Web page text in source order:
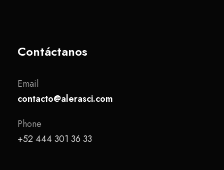
Contáctanos
Email
contacto@alerasci.com
Phone
+52 444 301 36 33